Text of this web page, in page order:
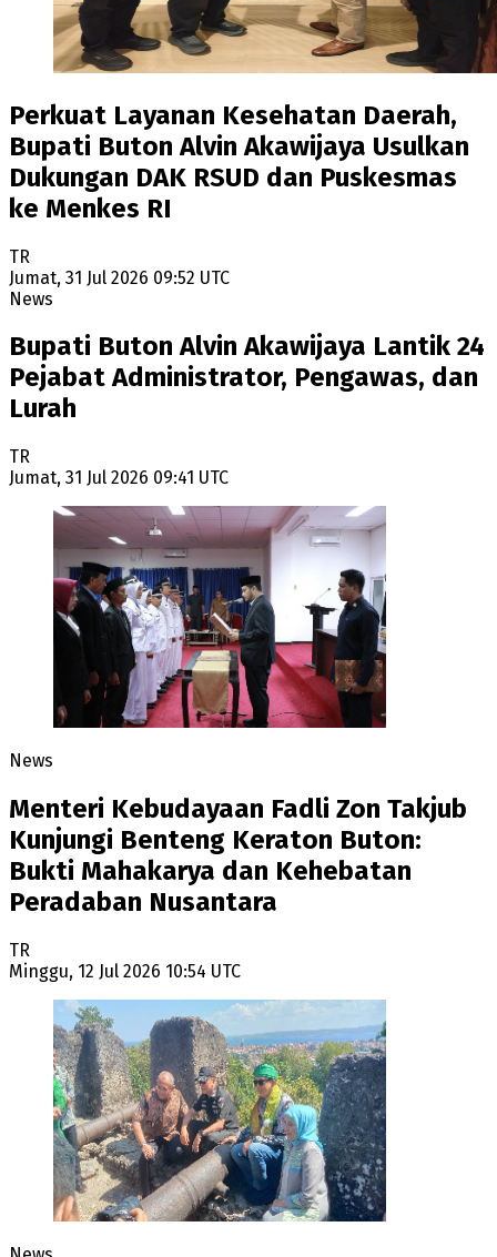
Perkuat Layanan Kesehatan Daerah,
Bupati Buton Alvin Akawijaya Usulkan
Dukungan DAK RSUD dan Puskesmas
ke Menkes RI
TR
Jumat, 31 Jul 2026 09:52 UTC
News
Bupati Buton Alvin Akawijaya Lantik 24
Pejabat Administrator, Pengawas, dan
Lurah
TR
Jumat, 31 Jul 2026 09:41 UTC
News
Menteri Kebudayaan Fadli Zon Takjub
Kunjungi Benteng Keraton Buton:
Bukti Mahakarya dan Kehebatan
Peradaban Nusantara
TR
Minggu, 12 Jul 2026 10:54 UTC